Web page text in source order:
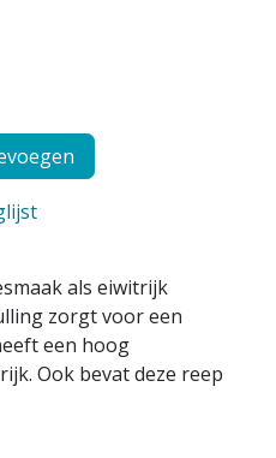
als eiwitrijk
zorgt voor een
een hoog
Ook bevat deze reep